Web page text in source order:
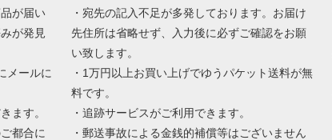
が届い
が発見
メールに
ます。
都合に
・宛先の記入不足が多発しております。お届け
先住所は省略せず、入力後に必ずご確認をお願
い致します。
・1万円以上お買い上げでゆうパケット送料が無
料です。
・追跡サービスがご利用できます。
・郵送事故による金銭的補償等はございません